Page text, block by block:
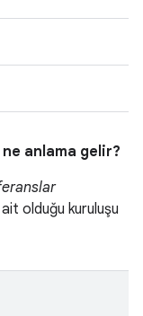
anlama gelir?
olduğu kuruluşu